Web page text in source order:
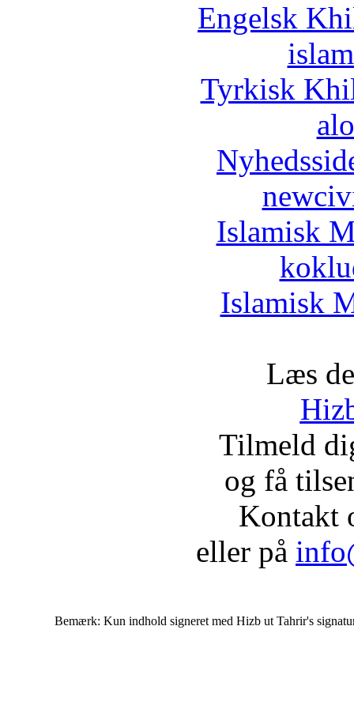
Engelsk
Tyrkisk
Islamisk
Islamisk
Læs
Tilmeld
og få
Kontakt
eller på
Bemærk: Kun indhold signeret med Hizb ut Tahrir's